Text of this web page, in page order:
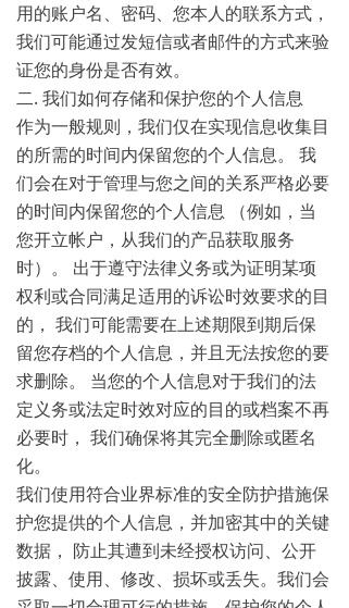
用的账户名、密码、您本人的联系方式，
我们可能通过发短信或者邮件的方式来验
证您的身份是否有效。
二. 我们如何存储和保护您的个人信息
作为一般规则，我们仅在实现信息收集目
的所需的时间内保留您的个人信息。 我
们会在对于管理与您之间的关系严格必要
的时间内保留您的个人信息 （例如，当
您开立帐户，从我们的产品获取服务
时）。 出于遵守法律义务或为证明某项
权利或合同满足适用的诉讼时效要求的目
的， 我们可能需要在上述期限到期后保
留您存档的个人信息，并且无法按您的要
求删除。 当您的个人信息对于我们的法
定义务或法定时效对应的目的或档案不再
必要时， 我们确保将其完全删除或匿名
化。
我们使用符合业界标准的安全防护措施保
护您提供的个人信息，并加密其中的关键
数据， 防止其遭到未经授权访问、公开
披露、使用、修改、损坏或丢失。我们会